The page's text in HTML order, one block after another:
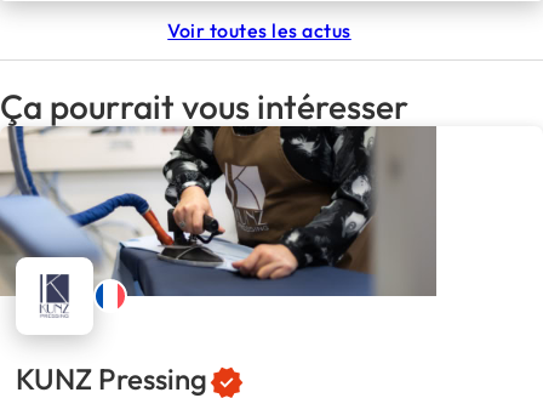
Voir toutes les actus
Ça pourrait vous intéresser
KUNZ Pressing